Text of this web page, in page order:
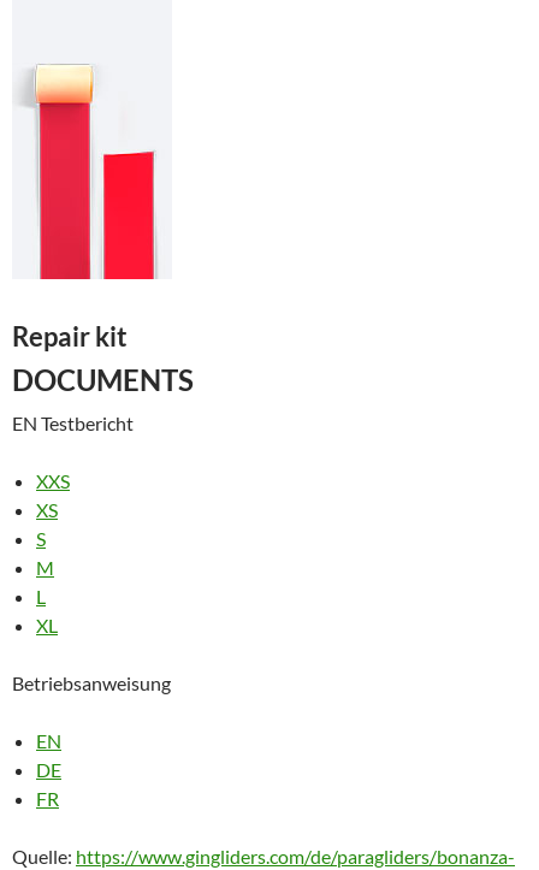
Repair kit
DOCUMENTS
EN Testbericht
XXS
XS
S
M
L
XL
Betriebsanweisung
EN
DE
FR
Quelle: https://www.gingliders.com/de/paragliders/bonanza-